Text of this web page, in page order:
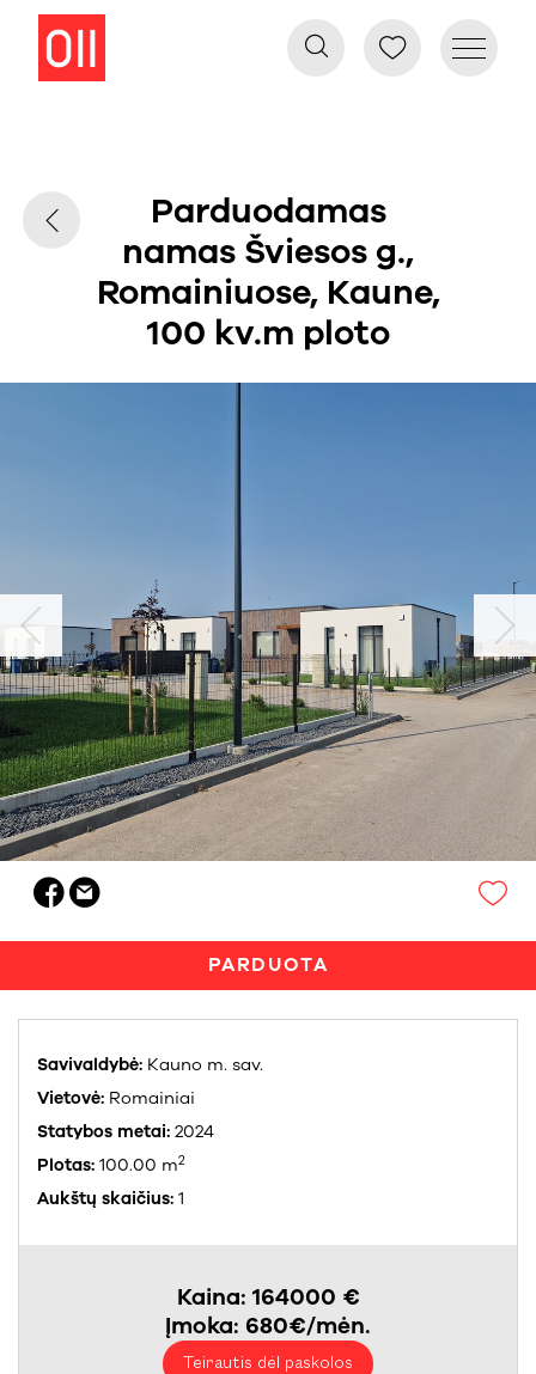
Parduodamas
namas Šviesos g.,
Romainiuose, Kaune,
100 kv.m ploto
PARDUOTA
Savivaldybė: Kauno m. sav.
Vietovė: Romainiai
Statybos metai: 2024
Plotas: 100.00 m2
Aukštų skaičius: 1
Kaina: 164000 €
Įmoka: 680€/mėn.
Teirautis dėl paskolos